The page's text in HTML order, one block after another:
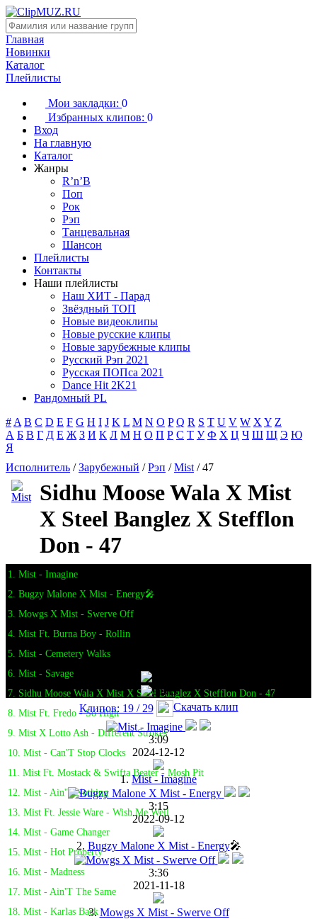
Главная
Новинки
Каталог
Плейлисты
Мои закладки: 0
Избранных клипов: 0
Вход
На главную
Каталог
Жанры
R’n’B
Поп
Рок
Рэп
Танцевальная
Шансон
Плейлисты
Контакты
Наши плейлисты
Наш ХИТ - Парад
Звёздный ТОП
Новые видеоклипы
Новые русские клипы
Новые зарубежные клипы
Русский Рэп 2021
Русская ПОПса 2021
Dance Hit 2K21
Рандомный PL
# A B C D E F G H I J K L M N O P Q R S T U V W X Y Z
А Б В Г Д Е Ж З И К Л М Н О П Р С Т У Ф Х Ц Ч Ш Щ Э Ю
Я
Исполнитель /Зарубежный /Рэп /Mist / 47
Sidhu Moose Wala X Mist
X Steel Banglez X Stefflon
Don - 47
1. Mist - Imagine
2. Bugzy Malone X Mist - Energy🎤
3. Mowgs X Mist - Swerve Off
4. Mist Ft. Burna Boy - Rollin
5. Mist - Cemetery Walks
6. Mist - Savage
7. Sidhu Moose Wala X Mist X Steel Banglez X Stefflon Don - 47
8. Mist Ft. Fredo - So High
9. Mist X Lotto Ash - Different Strokes
10. Mist - Can'T Stop Clocks
11. Mist Ft. Mostack & Swifta Beater - Mosh Pit
12. Mist - Ain'T Nothing
13. Mist Ft. Jessie Ware - Wish Me Well
14. Mist - Game Changer
15. Mist - Hot Property
16. Mist - Madness
17. Mist - Ain'T The Same
18. Mist - Karlas Back
Клипов: 19 / 29 Скачать клип
3:09
2024-12-12
1.Mist - Imagine
3:15
2022-09-12
2. Bugzy Malone X Mist - Energy🎤
3:36
2021-11-18
3.Mowgs X Mist - Swerve Off